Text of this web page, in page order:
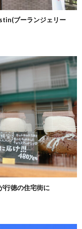
ブーランジェリー
行徳の住宅街に